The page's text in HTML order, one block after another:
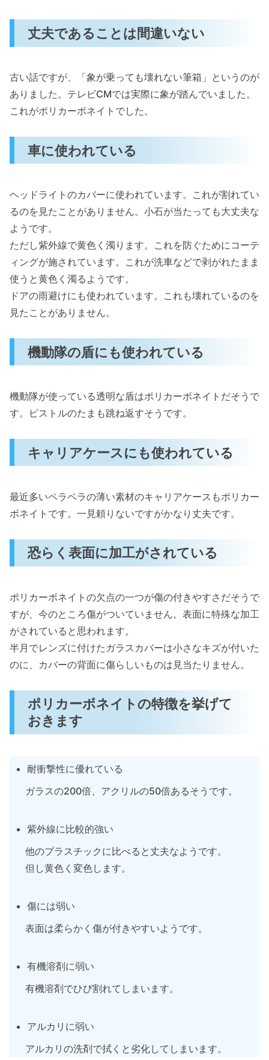
丈夫であることは間違いない
古い話ですが、「象が乗っても壊れない筆箱」というのが
ありました。テレビCMでは実際に象が踏んでいました。
これがポリカーボネイトでした。
車に使われている
ヘッドライトのカバーに使われています。これが割れてい
るのを見たことがありません。小石が当たっても大丈夫な
ようです。
ただし紫外線で黄色く濁ります。これを防ぐためにコーテ
ィングが施されています。これが洗車などで剥がれたまま
使うと黄色く濁るようです。
ドアの雨避けにも使われています。これも壊れているのを
見たことがありません。
機動隊の盾にも使われている
機動隊が使っている透明な盾はポリカーボネイトだそうで
す。ピストルのたまも跳ね返すそうです。
キャリアケースにも使われている
最近多いペラペラの薄い素材のキャリアケースもポリカー
ボネイトです。一見頼りないですがかなり丈夫です。
恐らく表面に加工がされている
ポリカーボネイトの欠点の一つが傷の付きやすさだそうで
すが、今のところ傷がついていません。表面に特殊な加工
がされていると思われます。
半月でレンズに付けたガラスカバーは小さなキズが付いた
のに、カバーの背面に傷らしいものは見当たりません。
ポリカーボネイトの特徴を挙げて
おきます
耐衝撃性に優れている
ガラスの200倍、アクリルの50倍あるそうです。
紫外線に比較的強い
他のプラスチックに比べると丈夫なようです。
但し黄色く変色します。
傷には弱い
表面は柔らかく傷が付きやすいようです。
有機溶剤に弱い
有機溶剤でひび割れてしまいます。
アルカリに弱い
アルカリの洗剤で拭くと劣化してしまいます。